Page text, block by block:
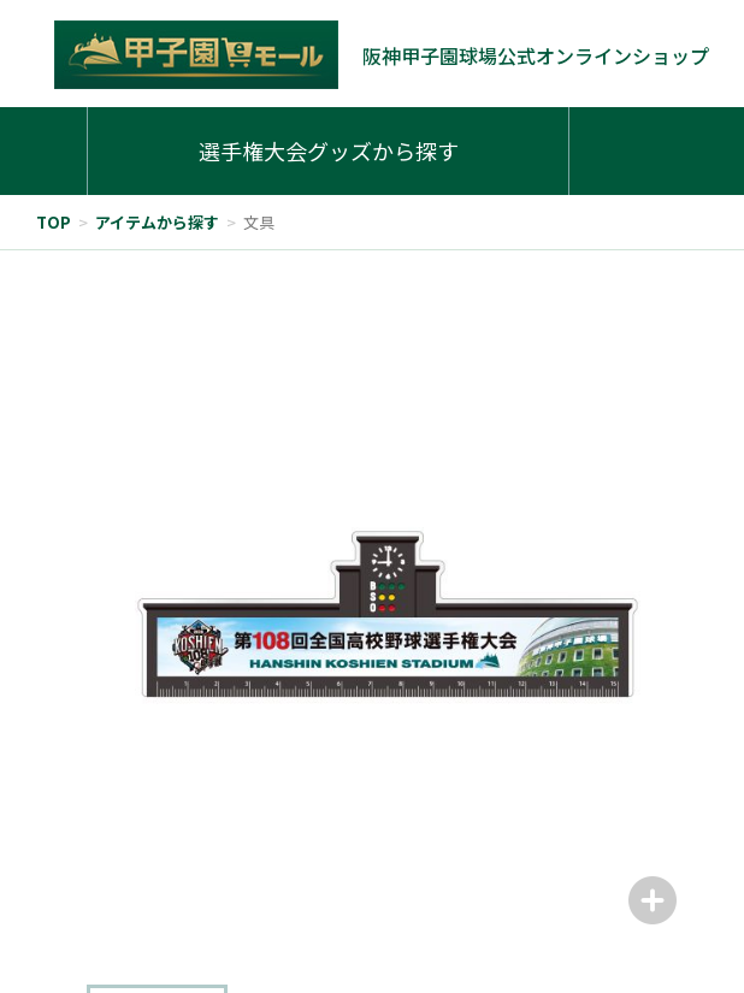
阪神甲子園球場公式オンラインショップ
選手権大会グッズから探す
TOP > アイテムから探す > 文具